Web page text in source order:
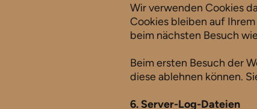
Wir verwenden Cookies
Cookies bleiben auf
beim nächsten Besuch
Beim ersten Besuch der
diese ablehnen können.
6. Server-Log-Dateien